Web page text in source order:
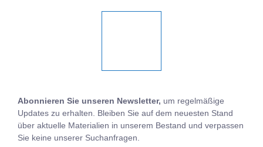
Abonnieren Sie unseren Newsletter, um regelmäßige
Updates zu erhalten. Bleiben Sie auf dem neuesten Stand
über aktuelle Materialien in unserem Bestand und verpassen
Sie keine unserer Suchanfragen.